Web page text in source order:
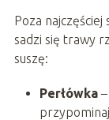
Poza
sadzi się trawy
suszę:
Perłówka–